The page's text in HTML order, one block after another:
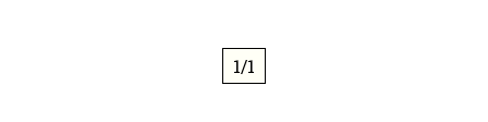
1/1